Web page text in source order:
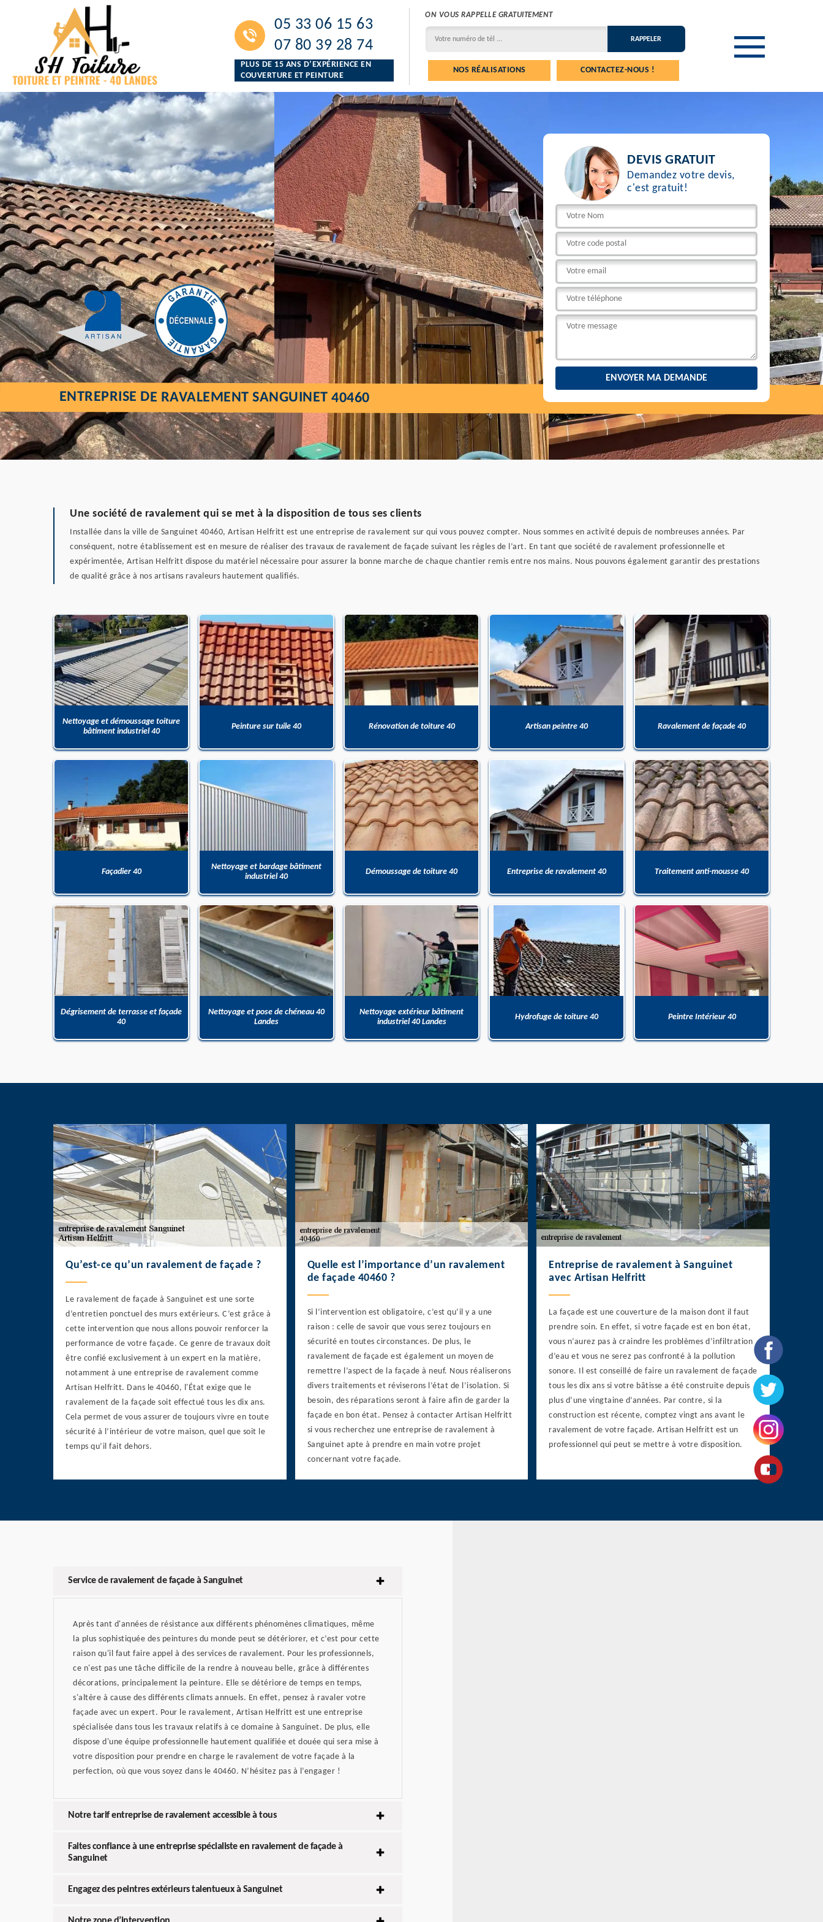
05 33 06 15 63
07 80 39 28 74
PLUS DE 15 ANS D’EXPÉRIENCE EN
COUVERTURE ET PEINTURE
ON VOUS RAPPELLE GRATUITEMENT
NOS RÉALISATIONS CONTACTEZ-NOUS !
DEVIS GRATUIT
Demandez votre devis,
c'est gratuit!
ENTREPRISE DE RAVALEMENT SANGUINET 40460
Une société de ravalement qui se met à la disposition de tous ses clients
Installée dans la ville de Sanguinet 40460, Artisan Helfritt est une entreprise de ravalement sur qui vous pouvez compter. Nous sommes en activité depuis de nombreuses années. Par
conséquent, notre établissement est en mesure de réaliser des travaux de ravalement de façade suivant les règles de l’art. En tant que société de ravalement professionnelle et
expérimentée, Artisan Helfritt dispose du matériel nécessaire pour assurer la bonne marche de chaque chantier remis entre nos mains. Nous pouvons également garantir des prestations
de qualité grâce à nos artisans ravaleurs hautement qualifiés.
Nettoyage et démoussage toiture
bâtiment industriel 40
Peinture sur tuile 40 Rénovation de toiture 40 Artisan peintre 40 Ravalement de façade 40
Façadier 40
Nettoyage et bardage bâtiment
industriel 40
Démoussage de toiture 40 Entreprise de ravalement 40 Traitement anti-mousse 40
Dégrisement de terrasse et façade
40
Nettoyage et pose de chéneau 40
Landes
Nettoyage extérieur bâtiment
industriel 40 Landes
Hydrofuge de toiture 40 Peintre Intérieur 40
Qu’est-ce qu’un ravalement de façade ?
Le ravalement de façade à Sanguinet est une sorte
d’entretien ponctuel des murs extérieurs. C’est grâce à
cette intervention que nous allons pouvoir renforcer la
performance de votre façade. Ce genre de travaux doit
être confié exclusivement à un expert en la matière,
notamment à une entreprise de ravalement comme
Artisan Helfritt. Dans le 40460, l'État exige que le
ravalement de la façade soit effectué tous les dix ans.
Cela permet de vous assurer de toujours vivre en toute
sécurité à l’intérieur de votre maison, quel que soit le
temps qu’il fait dehors.
Quelle est l’importance d’un ravalement
de façade 40460 ?
Si l’intervention est obligatoire, c’est qu’il y a une
raison : celle de savoir que vous serez toujours en
sécurité en toutes circonstances. De plus, le
ravalement de façade est également un moyen de
remettre l’aspect de la façade à neuf. Nous réaliserons
divers traitements et réviserons l’état de l’isolation. Si
besoin, des réparations seront à faire afin de garder la
façade en bon état. Pensez à contacter Artisan Helfritt
si vous recherchez une entreprise de ravalement à
Sanguinet apte à prendre en main votre projet
concernant votre façade.
Entreprise de ravalement à Sanguinet
avec Artisan Helfritt
La façade est une couverture de la maison dont il faut
prendre soin. En effet, si votre façade est en bon état,
vous n’aurez pas à craindre les problèmes d’infiltration
d’eau et vous ne serez pas confronté à la pollution
sonore. Il est conseillé de faire un ravalement de façade
tous les dix ans si votre bâtisse a été construite depuis
plus d’une vingtaine d’années. Par contre, si la
construction est récente, comptez vingt ans avant le
ravalement de votre façade. Artisan Helfritt est un
professionnel qui peut se mettre à votre disposition.
Service de ravalement de façade à Sanguinet
Après tant d'années de résistance aux différents phénomènes climatiques, même
la plus sophistiquée des peintures du monde peut se détériorer, et c’est pour cette
raison qu'il faut faire appel à des services de ravalement. Pour les professionnels,
ce n'est pas une tâche difficile de la rendre à nouveau belle, grâce à différentes
décorations, principalement la peinture. Elle se détériore de temps en temps,
s'altère à cause des différents climats annuels. En effet, pensez à ravaler votre
façade avec un expert. Pour le ravalement, Artisan Helfritt est une entreprise
spécialisée dans tous les travaux relatifs à ce domaine à Sanguinet. De plus, elle
dispose d'une équipe professionnelle hautement qualifiée et douée qui sera mise à
votre disposition pour prendre en charge le ravalement de votre façade à la
perfection, où que vous soyez dans le 40460. N’hésitez pas à l’engager !
Notre tarif entreprise de ravalement accessible à tous
Faites confiance à une entreprise spécialiste en ravalement de façade à
Sanguinet
Engagez des peintres extérieurs talentueux à Sanguinet